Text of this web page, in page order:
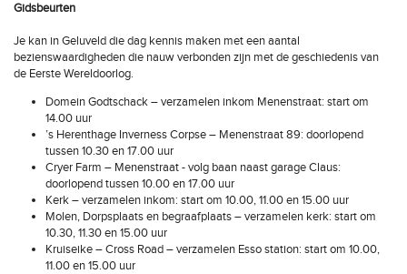
Gidsbeurten
Je kan in Geluveld die dag kennis maken met een aantal
bezienswaardigheden die nauw verbonden zijn met de geschiedenis van
de Eerste Wereldoorlog.
Domein Godtschack – verzamelen inkom Menenstraat: start om
14.00 uur
’s Herenthage Inverness Corpse – Menenstraat 89: doorlopend
tussen 10.30 en 17.00 uur
Cryer Farm – Menenstraat - volg baan naast garage Claus:
doorlopend tussen 10.00 en 17.00 uur
Kerk – verzamelen inkom: start om 10.00, 11.00 en 15.00 uur
Molen, Dorpsplaats en begraafplaats – verzamelen kerk: start om
10.30, 11.30 en 15.00 uur
Kruiseike – Cross Road – verzamelen Esso station: start om 10.00,
11.00 en 15.00 uur